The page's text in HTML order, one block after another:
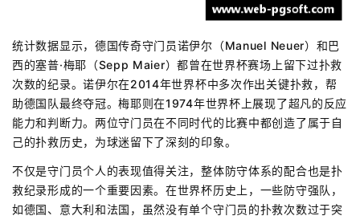
统计数据显示，德国传奇守门员诺伊尔（Manuel Neuer）和巴
西的塞普·梅耶（Sepp Maier）都曾在世界杯赛场上留下过扑救
次数的纪录。诺伊尔在2014年世界杯中多次作出关键扑救，帮
助德国队最终夺冠。梅耶则在1974年世界杯上展现了超凡的反应
能力和判断力。两位守门员在不同时代的比赛中都创造了属于自
己的扑救历史，为球迷留下了深刻的印象。
不仅是守门员个人的表现值得关注，整体防守体系的配合也是扑
救纪录形成的一个重要因素。在世界杯历史上，一些防守强队，
如德国、意大利和法国，虽然没有单个守门员的扑救次数过于突